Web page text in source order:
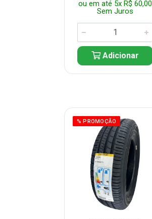
ou em até 5x R$ 60,00
Sem Juros
Adicionar
% PROMOÇÃO